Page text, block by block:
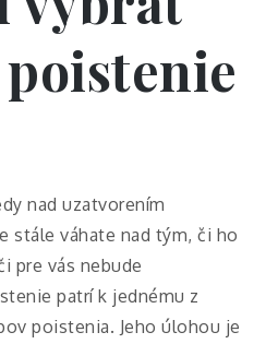
nad uzatvorením
stále váhate nad tým, či ho
pre vás nebude
patrí k jednému z
poistenia. Jeho úlohou je